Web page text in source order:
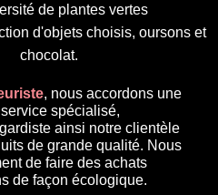
de plantes vertes
d'objets choisis, oursons et
chocolat.
, nous accordons une
spécialisé,
ainsi notre clientèle
de grande qualité. Nous
de faire des achats
de façon écologique.